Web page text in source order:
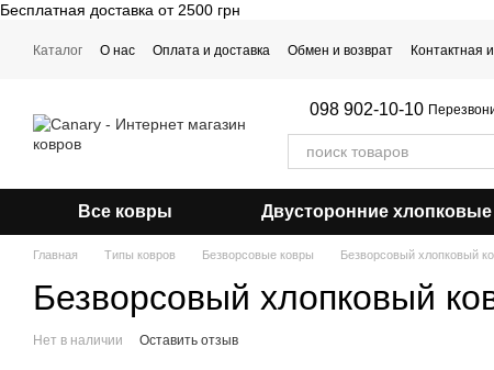
Перейти к основному контенту
Бесплатная доставка от 2500 грн
Каталог О нас Оплата и доставка Обмен и возврат Контактная
098 902-10-10
Все ковры Двусторонние
Главная Типы ковров Безворсовые ковры Безворсовый хлопковый
Безворсовый хлопковый
Нет в наличии Оставить отзыв